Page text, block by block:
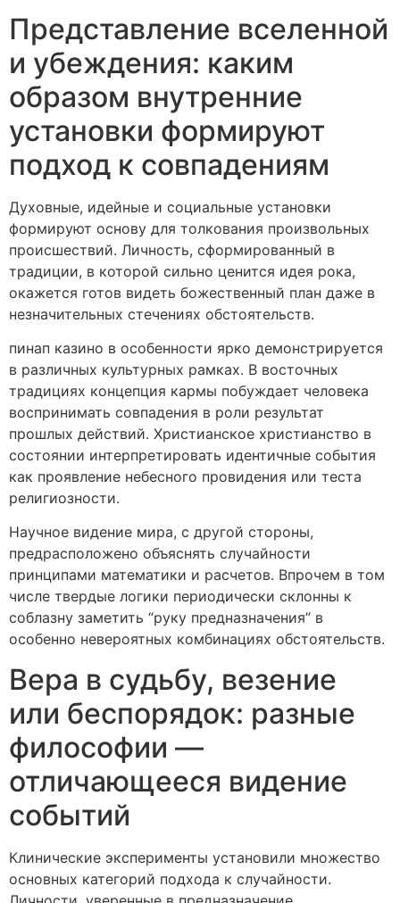
Представление вселенной
и убеждения: каким
образом внутренние
установки формируют
подход к совпадениям
Духовные, идейные и социальные установки
формируют основу для толкования произвольных
происшествий. Личность, сформированный в
традиции, в которой сильно ценится идея рока,
окажется готов видеть божественный план даже в
незначительных стечениях обстоятельств.
пинап казино в особенности ярко демонстрируется
в различных культурных рамках. В восточных
традициях концепция кармы побуждает человека
воспринимать совпадения в роли результат
прошлых действий. Христианское христианство в
состоянии интерпретировать идентичные события
как проявление небесного провидения или теста
религиозности.
Научное видение мира, с другой стороны,
предрасположено объяснять случайности
принципами математики и расчетов. Впрочем в том
числе твердые логики периодически склонны к
соблазну заметить “руку предназначения” в
особенно невероятных комбинациях обстоятельств.
Вера в судьбу, везение
или беспорядок: разные
философии —
отличающееся видение
событий
Клинические эксперименты установили множество
основных категорий подхода к случайности.